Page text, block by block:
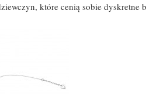
które cenią sobie dyskretne